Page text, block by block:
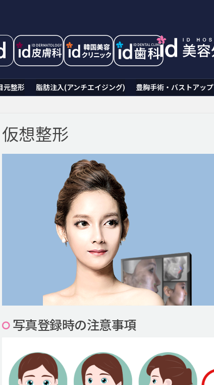
元整形 脂肪注入(アンチエイジング) 豊胸手術・バストアップ
仮想整形
写真登録時の注意事項